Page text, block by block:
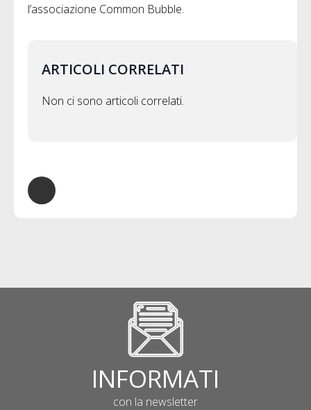
l’associazione Common Bubble.
ARTICOLI CORRELATI
Non ci sono articoli correlati.
INFORMATI
con la newsletter